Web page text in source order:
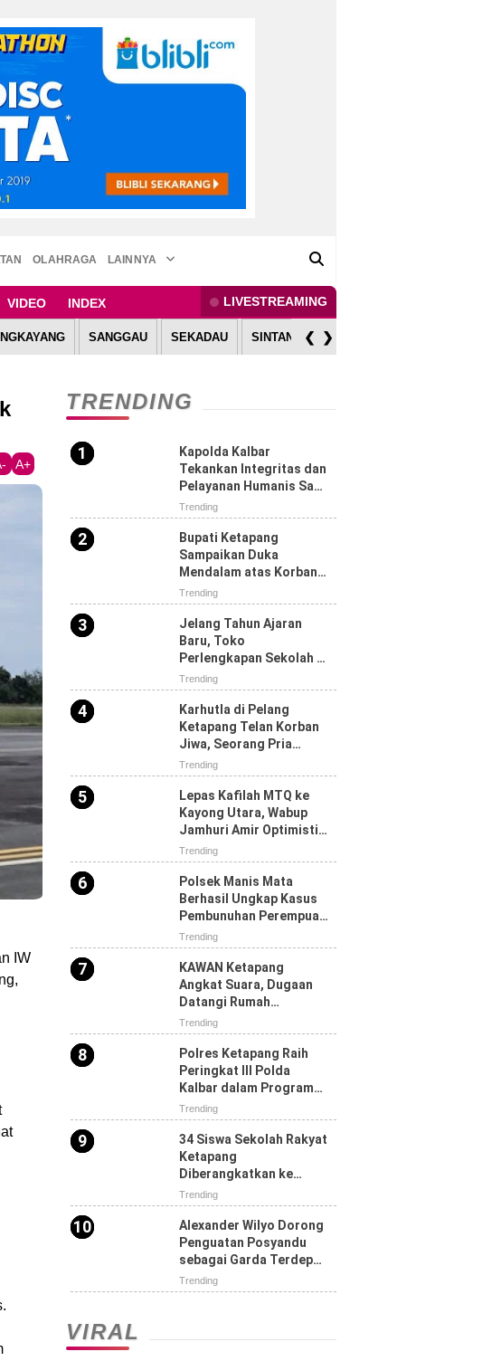
OLAHRAGA LAINNYA
VIDEO INDEX LIVESTREAMING
SANGGAU SEKADAU SINTANG MELAWI
❮ ❯
A+
IW
TRENDING
Kapolda Kalbar
Tekankan Integritas dan
Pelayanan Humanis Saat
Tatap Muka dengan
Personel Polres
Ketapang
Trending
Bupati Ketapang
Sampaikan Duka
Mendalam atas Korban
Jiwa Karhutla di Jalan
Pelang, Ajak Masyarakat
Perkuat Pencegahan
Trending
Jelang Tahun Ajaran
Baru, Toko
Perlengkapan Sekolah di
Ketapang Diserbu
Pembeli, Seragam SD
Paling Diburu
Trending
Karhutla di Pelang
Ketapang Telan Korban
Jiwa, Seorang Pria
Tewas Terbakar
Trending
Lepas Kafilah MTQ ke
Kayong Utara, Wabup
Jamhuri Amir Optimistis
Ketapang Raih Prestasi
Terbaik
Trending
Polsek Manis Mata
Berhasil Ungkap Kasus
Pembunuhan Perempuan
yang Sempat Dilaporkan
Hilang
Trending
KAWAN Ketapang
Angkat Suara, Dugaan
Datangi Rumah
Wartawan Dinilai Tak
Sesuai Mekanisme PERS
Trending
Polres Ketapang Raih
Peringkat III Polda
Kalbar dalam Program
Ketahanan Pangan,
Bukti Komitmen Dukung
Swasembada
Trending
34 Siswa Sekolah Rakyat
Ketapang
Diberangkatkan ke
Pontianak, Bupati:
Jangan Putus Sekolah di
Tengah Jalan
Trending
Alexander Wilyo Dorong
Penguatan Posyandu
sebagai Garda Terdepan
Pelayanan Kesehatan
Trending
VIRAL